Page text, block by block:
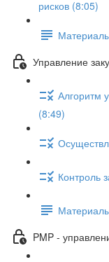
рисков (8:05)
Управление
Алгоритм
(8:49)
Контроль
PMP -